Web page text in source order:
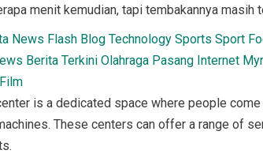
menit kemudian, tapi tembakannya masih
News Flash Blog Technology Sports Sport
Berita Terkini Olahraga Pasang Internet
is a dedicated space where people
These centers can offer a range of